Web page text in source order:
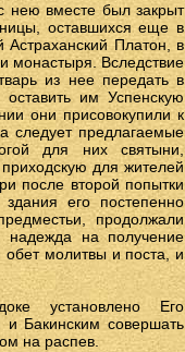
нею вместе был закрыт
оставшихся еще в
Платон, в
монастыря. Вследствие
из нее передать в
им Успенскую
они присовокупили к
следует предлагаемые
для них святыни,
для жителей
после второй попытки
его постепенно
продолжали
надежда на получение
обет молитвы и поста, и
установлено Его
Бакинским совершать
на распев.